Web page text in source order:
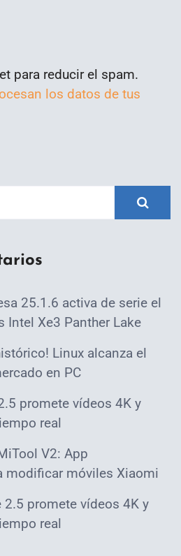
para reducir el spam.
los datos de tus
25.1.6 activa de serie el
Intel Xe3 Panther Lake
Linux alcanza el
en PC
promete vídeos 4K y
real
V2: App
modificar móviles Xiaomi
2.5 promete vídeos 4K y
real